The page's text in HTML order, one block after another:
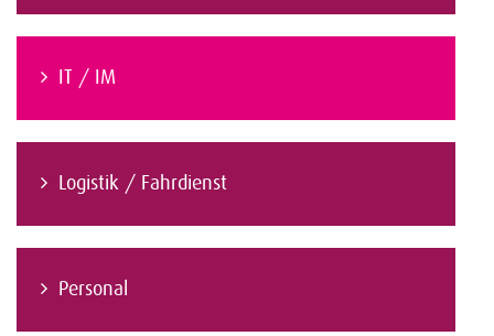
IT / IM
Logistik / Fahrdienst
Personal